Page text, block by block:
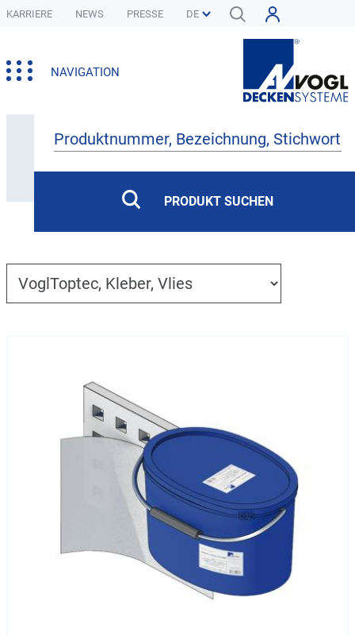
KARRIERE NEWS PRESSE
NAVIGATION
Produkte
PRODUKT SUCHEN